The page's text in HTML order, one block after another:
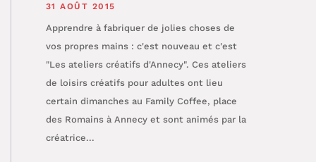
31 AOÛT 2015
Apprendre à fabriquer de jolies choses de
vos propres mains : c'est nouveau et c'est
"Les ateliers créatifs d'Annecy". Ces ateliers
de loisirs créatifs pour adultes ont lieu
certain dimanches au Family Coffee, place
des Romains à Annecy et sont animés par la
créatrice...